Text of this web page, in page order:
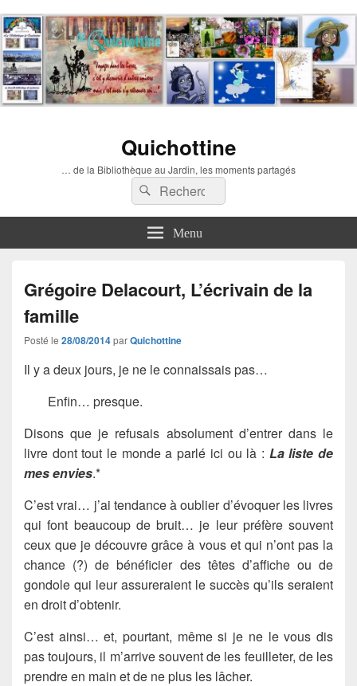
Quichottine
… de la Bibliothèque au Jardin, les moments partagés
Recherche :
Rechercher
Menu
Grégoire Delacourt, L’écrivain de la
famille
Posté le 28/08/2014parQuichottine
Il y a deux jours, je ne le connaissais pas…
Enfin… presque.
Disons que je refusais absolument d’entrer dans le
livre dont tout le monde a parlé ici ou là : La liste de
mes envies.*
C’est vrai… j’ai tendance à oublier d’évoquer les livres
qui font beaucoup de bruit… je leur préfère souvent
ceux que je découvre grâce à vous et qui n’ont pas la
chance (?) de bénéficier des têtes d’affiche ou de
gondole qui leur assureraient le succès qu’ils seraient
en droit d’obtenir.
C’est ainsi… et, pourtant, même si je ne le vous dis
pas toujours, il m’arrive souvent de les feuilleter, de les
prendre en main et de ne plus les lâcher.